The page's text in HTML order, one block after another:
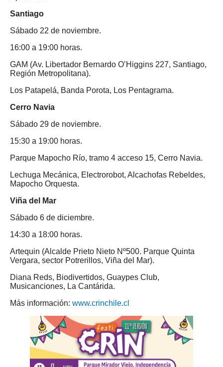
Santiago
Sábado 22 de noviembre.
16:00 a 19:00 horas.
GAM (Av. Libertador Bernardo O’Higgins 227, Santiago,
Región Metropolitana).
Los Patapelá, Banda Porota, Los Pentagrama.
Cerro Navia
Sábado 29 de noviembre.
15:30 a 19:00 horas.
Parque Mapocho Río, tramo 4 acceso 15, Cerro Navia.
Lechuga Mecánica, Electrorobot, Alcachofas Rebeldes,
Mapocho Orquesta.
Viña del Mar
Sábado 6 de diciembre.
14:30 a 18:00 horas.
Artequin (Alcalde Prieto Nieto Nº500. Parque Quinta
Vergara, sector Potrerillos, Viña del Mar).
Diana Reds, Biodivertidos, Guaypes Club,
Musicanciones, La Cantárida.
Más información: www.crinchile.cl